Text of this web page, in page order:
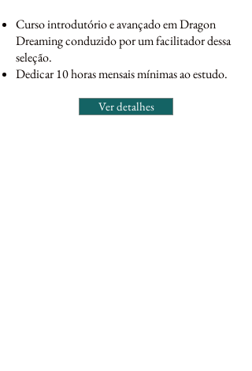
Curso introdutório e avançado em Dragon
Dreaming conduzido por um facilitador dessa
seleção.
Dedicar 10 horas mensais mínimas ao estudo.
Ver detalhes